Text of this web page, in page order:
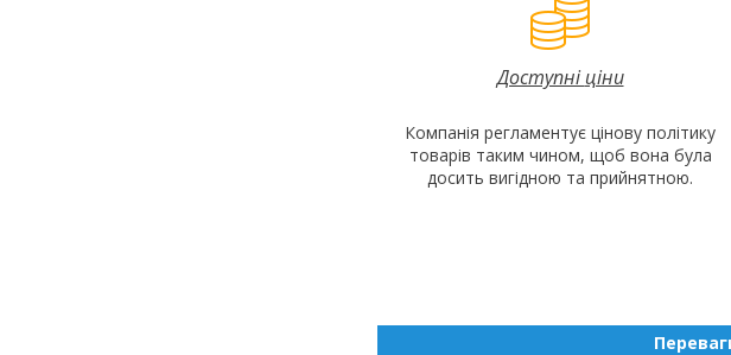
Доступніціни
Компанія регламентує цінову політику
товарів таким чином, щоб вона була
досить вигідною та прийнятною.